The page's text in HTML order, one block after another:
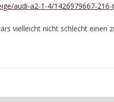
audi-a2-1-4/1426979667-216-
vielleicht nicht schlecht einen